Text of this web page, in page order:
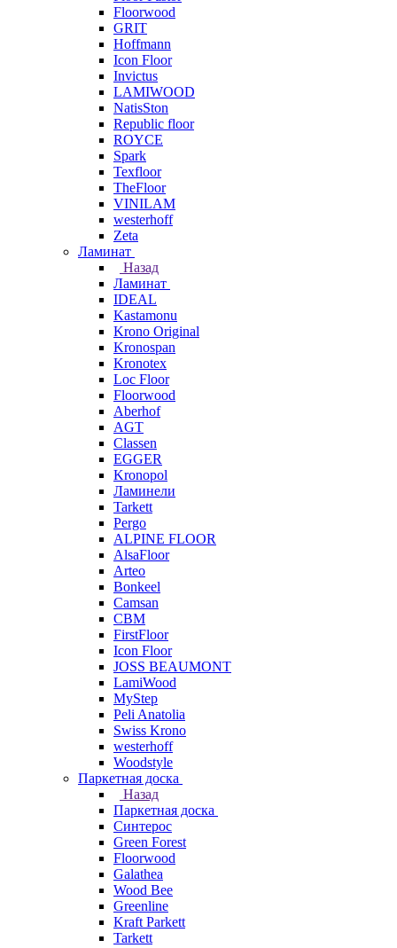
Floorwood
GRIT
Hoffmann
Icon Floor
Invictus
LAMIWOOD
NatisSton
Republic floor
ROYCE
Spark
Texfloor
TheFloor
VINILAM
westerhoff
Zeta
Ламинат
Назад
Ламинат
IDEAL
Kastamonu
Krono Original
Kronospan
Kronotex
Loc Floor
Floorwood
Aberhof
AGT
Classen
EGGER
Kronopol
Ламинели
Tarkett
Pergo
ALPINE FLOOR
AlsaFloor
Arteo
Bonkeel
Camsan
CBM
FirstFloor
Icon Floor
JOSS BEAUMONT
LamiWood
MyStep
Peli Anatolia
Swiss Krono
westerhoff
Woodstyle
Паркетная доска
Назад
Паркетная доска
Синтерос
Green Forest
Floorwood
Galathea
Wood Bee
Greenline
Kraft Parkett
Tarkett